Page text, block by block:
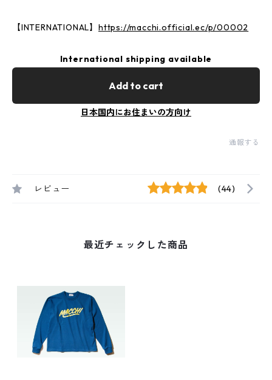
【INTERNATIONAL】https://macchi.official.ec/p/00002
International shipping available
Add to cart
日本国内にお住まいの方向け
通報する
レビュー (44)
最近チェックした商品